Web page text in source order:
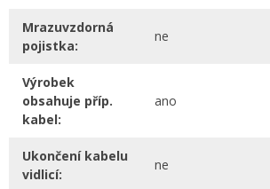
Mrazuvzdorná
pojistka:
ne
Výrobek
obsahuje příp.
kabel:
ano
Ukončení kabelu
vidlicí:
ne